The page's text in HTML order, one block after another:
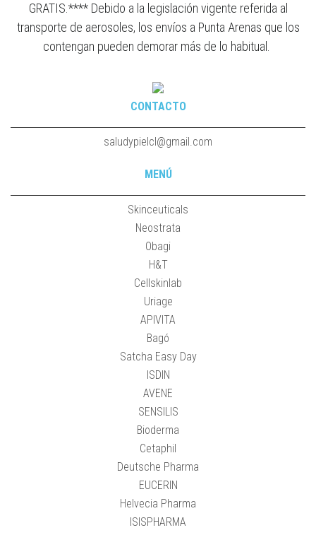
GRATIS.**** Debido a la legislación vigente referida al
transporte de aerosoles, los envíos a Punta Arenas que los
contengan pueden demorar más de lo habitual.
CONTACTO
saludypielcl@gmail.com
MENÚ
Skinceuticals
Neostrata
Obagi
H&T
Cellskinlab
Uriage
APIVITA
Bagó
Satcha Easy Day
ISDIN
AVENE
SENSILIS
Bioderma
Cetaphil
Deutsche Pharma
EUCERIN
Helvecia Pharma
ISISPHARMA